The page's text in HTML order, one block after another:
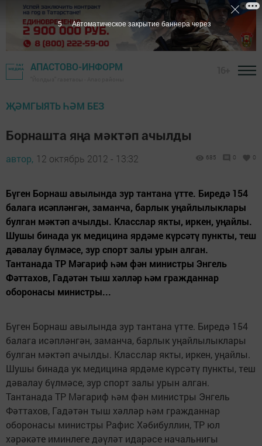
АПАСТОВО-ИНФОРМ
ҖӘМГЫЯТЬ ҺӘМ БЕЗ
Борнашта яңа мәктәп ачылды
автор, 12 октябрь 2012 - 13:32 685 0 0
Бүген Борнаш авылында зур тантана үтте. Биредә 154
балага исәпләнгән, заманча, барлык уңайлылыклары
булган мәктәп ачылды. Класслар якты, иркен, уңайлы.
Шушы бинада ук медицина ярдәме күрсәтү пункты, теш
дәвалау бүлмәсе, зур спорт залы урын алган.
Тантанада ТР Мәгариф һәм фән министры Энгель
Фәттахов, Гадәтән тыш хәлләр һәм гражданнар
оборонасы министры...
Бүген Борнаш авылында зур тантана үтте. Биредә 154
балага исәпләнгән, заманча, барлык уңайлылыклары
булган мәктәп ачылды. Класслар якты, иркен, уңайлы.
Шушы бинада ук медицина ярдәме күрсәтү пункты, теш
дәвалау бүлмәсе, зур спорт залы урын алган.
Тантанада ТР Мәгариф һәм фән министры Энгель
Фәттахов, Гадәтән тыш хәлләр һәм гражданнар
оборонасы министры Рафис Хәбибуллин, ТР юл
хәрәкәте иминлеге дәүләт идарәсе начальнигы
5 Автоматическое закрытие баннера через